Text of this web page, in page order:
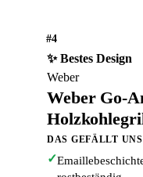
#4
✨ Bestes Design
Weber
Weber Go-
DAS GEFÄLLT UNS
✓